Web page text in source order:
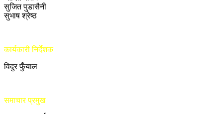
सुजित पुडासैनी
सुभाष श्रेष्ठ
कार्यकारी निर्देशक
विदुर फुँयाल
समाचार प्रमुख